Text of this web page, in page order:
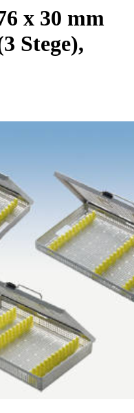
x 30 mm
Stege),